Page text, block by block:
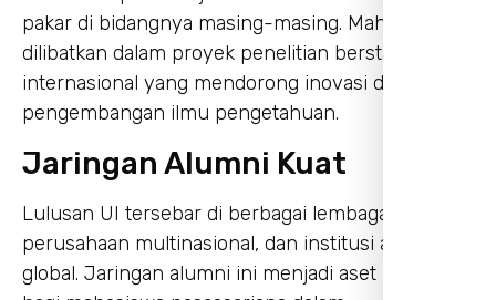
pakar di bidangnya masing-masing. Mahasiswa
dilibatkan dalam proyek penelitian berstandar
internasional yang mendorong inovasi dan
pengembangan ilmu pengetahuan.
Jaringan Alumni Kuat
Lulusan UI tersebar di berbagai lembaga nasional,
perusahaan multinasional, dan institusi akademik
global. Jaringan alumni ini menjadi aset berharga